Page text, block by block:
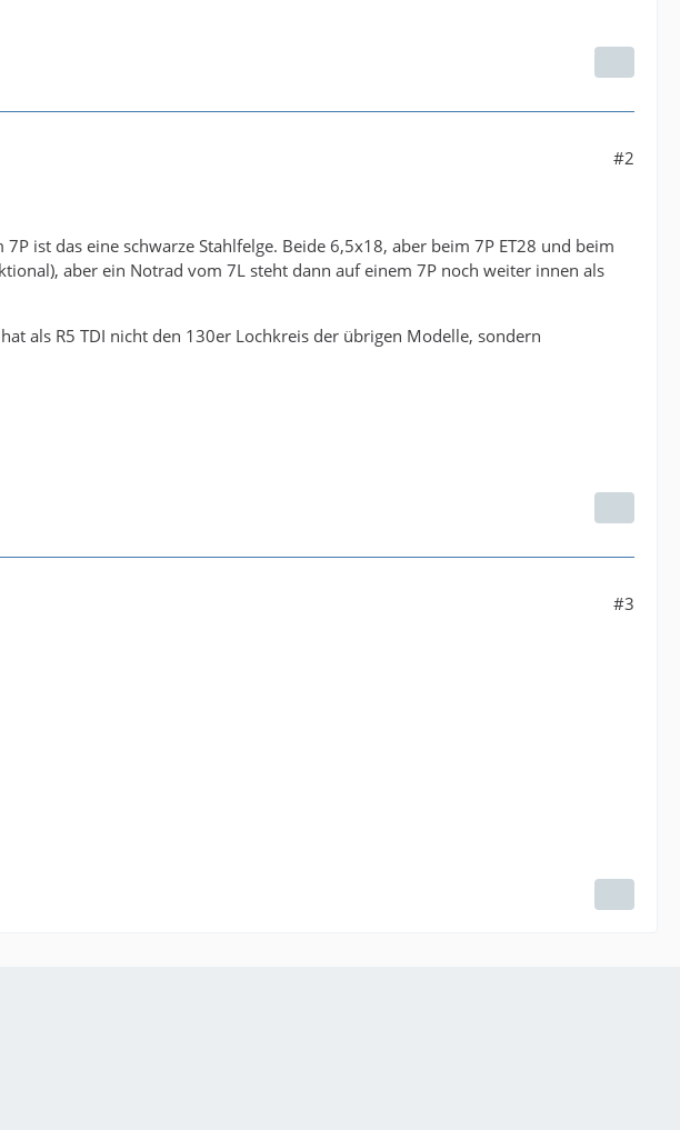
#2
ist das eine schwarze Stahlfelge. Beide 6,5x18, aber beim 7P ET28 und beim
aber ein Notrad vom 7L steht dann auf einem 7P noch weiter innen als
als R5 TDI nicht den 130er Lochkreis der übrigen Modelle, sondern
#3